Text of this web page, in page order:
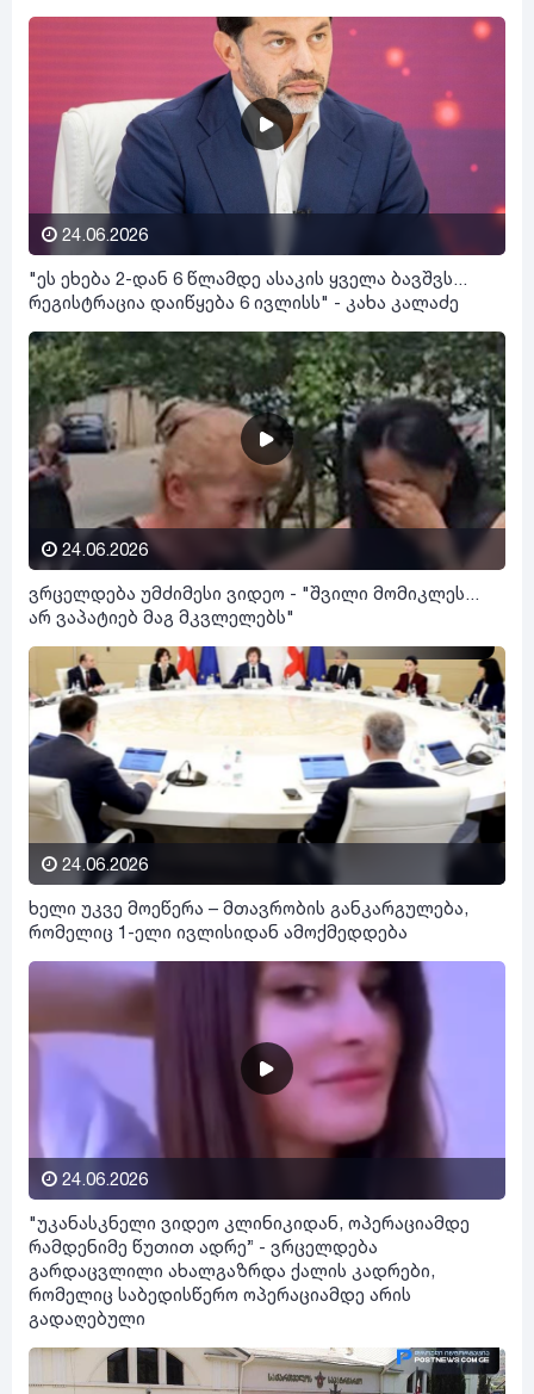
24.06.2026
"ეს ეხება 2-დან 6 წლამდე ასაკის ყველა ბავშვს...
რეგისტრაცია დაიწყება 6 ივლისს" - კახა კალაძე
24.06.2026
ვრცელდება უმძიმესი ვიდეო - "შვილი მომიკლეს...
არ ვაპატიებ მაგ მკვლელებს"
24.06.2026
ხელი უკვე მოეწერა – მთავრობის განკარგულება,
რომელიც 1-ელი ივლისიდან ამოქმედდება
24.06.2026
"უკანასკნელი ვიდეო კლინიკიდან, ოპერაციამდე
რამდენიმე წუთით ადრე” - ვრცელდება
გარდაცვლილი ახალგაზრდა ქალის კადრები,
რომელიც საბედისწერო ოპერაციამდე არის
გადაღებული